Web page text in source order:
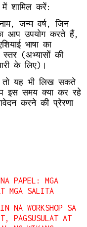
शामिल करें:
जन्म वर्ष, जिन
आप उपयोग करते हैं,
भाषा का
स्तर (अभ्यासों की
के लिए)।
यह भी लिख सकते
इस समय क्या कर रहे
करने की प्रेरणा
PAPEL: MGA
MGA SALITA
NA WORKSHOP SA
PAGSUSULAT AT